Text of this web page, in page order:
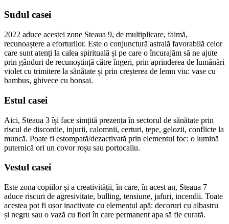
Sudul casei
2022 aduce acestei zone Steaua 9, de multiplicare, faimă,
recunoaștere a eforturilor. Este o conjunctură astrală favorabilă celor
care sunt atenți la calea spirituală și pe care o încurajăm să ne ajute
prin gânduri de recunoștință către îngeri, prin aprinderea de lumânări
violet cu trimitere la sănătate și prin creșterea de lemn viu: vase cu
bambus, ghivece cu bonsai.
Estul casei
Aici, Steaua 3 își face simțită prezența în sectorul de sănătate prin
riscul de discordie, injurii, calomnii, certuri, țepe, gelozii, conflicte la
muncă. Poate fi estompată/dezactivată prin elementul foc: o lumină
puternică ori un covor roșu sau portocaliu.
Vestul casei
Este zona copiilor și a creativității, în care, în acest an, Steaua 7
aduce riscuri de agresivitate, bulling, tensiune, jafuri, incendii. Toate
acestea pot fi ușor inactivate cu elementul apă: decoruri cu albastru
și negru sau o vază cu flori în care permanent apa să fie curată.